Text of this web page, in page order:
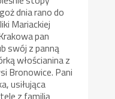
dnia rano do
Mariackiej
pan
swój z panną
włościanina z
Bronowice. Pani
usiłująca
z familią